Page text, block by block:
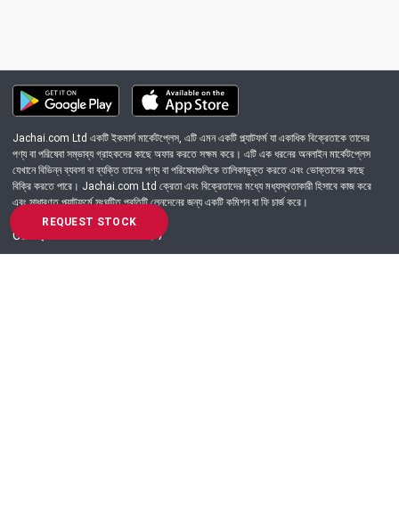
REQUEST STOCK
Jachai.com Ltd একটি ইকমার্স মার্কেটপ্লেস, এটি এমন একটি প্ল্যাটফর্ম যা একাধিক বিক্রেতাকে তাদের
পণ্য বা পরিষেবা সম্ভাব্য গ্রাহকদের কাছে অফার করতে সক্ষম করে। এটি এক ধরনের অনলাইন মার্কেটপ্লেস
যেখানে বিভিন্ন ব্যবসা বা ব্যক্তি তাদের পণ্য বা পরিষেবাগুলিকে তালিকাভুক্ত করতে এবং ভোক্তাদের কাছে
বিক্রি করতে পারে। Jachai.com Ltd ক্রেতা এবং বিক্রেতাদের মধ্যে মধ্যস্থতাকারী হিসাবে কাজ করে
এবং সাধারণত প্ল্যাটফর্মে সংঘটিত প্রতিটি লেনদেনের জন্য একটি কমিশন বা ফি চার্জ করে।
Got Question? Call us 24/7